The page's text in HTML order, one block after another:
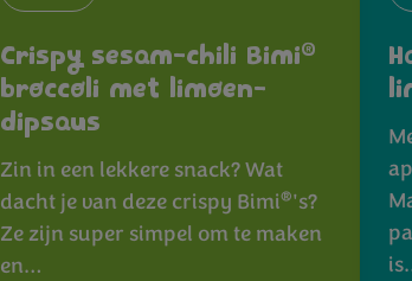
Crispy sesam-chili Bimi®
broccoli met limoen-
dipsaus
Zin in een lekkere snack? Wat
dacht je van deze crispy Bimi®'s?
Ze zijn super simpel om te maken
en…